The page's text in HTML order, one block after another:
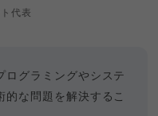
代表
ログラミングやシステ
な問題を解決するこ